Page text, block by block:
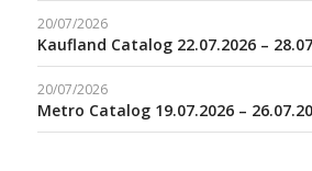
20/07/2026
Kaufland Catalog 22.07.2026 –
20/07/2026
Metro Catalog 19.07.2026 –